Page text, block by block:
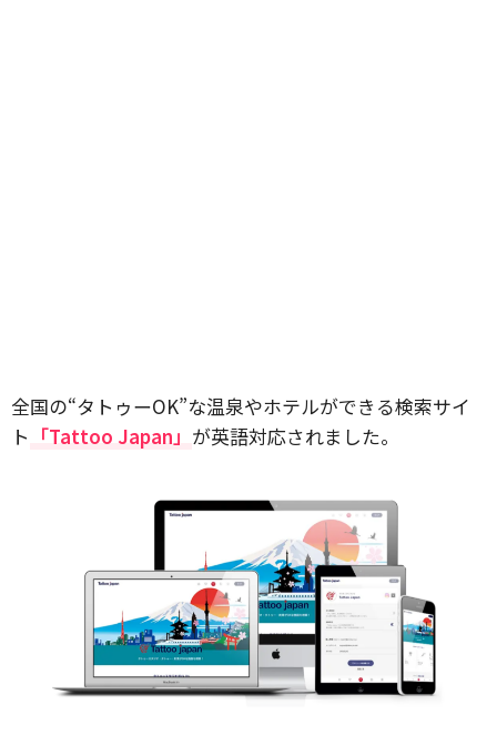
全国の“タトゥーOK”な温泉やホテルができる検索サイ
ト 「Tattoo Japan」 が英語対応されました。